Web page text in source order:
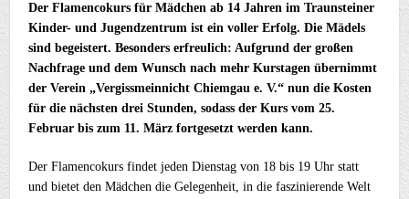
Der Flamencokurs für Mädchen ab 14 Jahren im Traunsteiner
Kinder- und Jugendzentrum ist ein voller Erfolg. Die Mädels
sind begeistert. Besonders erfreulich: Aufgrund der großen
Nachfrage und dem Wunsch nach mehr Kurstagen übernimmt
der Verein „Vergissmeinnicht Chiemgau e. V.“ nun die Kosten
für die nächsten drei Stunden, sodass der Kurs vom 25.
Februar bis zum 11. März fortgesetzt werden kann.
Der Flamencokurs findet jeden Dienstag von 18 bis 19 Uhr statt
und bietet den Mädchen die Gelegenheit, in die faszinierende Welt